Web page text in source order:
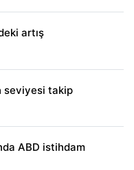
artış
seviyesi takip
ABD istihdam